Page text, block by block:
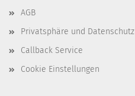
AGB
Privatsphäre und Datenschutz
Callback Service
Cookie Einstellungen